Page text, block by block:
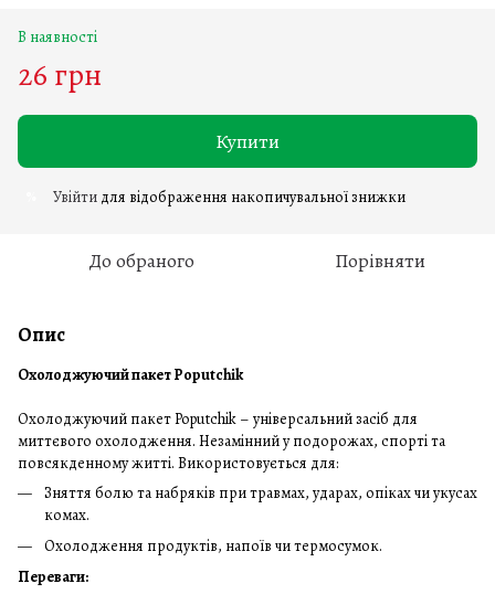
В наявності
26 грн
Купити
Увійти для відображення накопичувальної знижки
До обраного Порівняти
Опис
Охолоджуючий пакет Poputchik
Охолоджуючий пакет Poputchik – універсальний засіб для
миттєвого охолодження. Незамінний у подорожах, спорті та
повсякденному житті. Використовується для:
Зняття болю та набряків при травмах, ударах, опіках чи укусах
комах.
Охолодження продуктів, напоїв чи термосумок.
Переваги: